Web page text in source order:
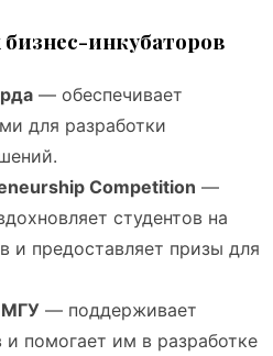
инкубаторов
— обеспечивает
для разработки
Competition —
студентов на
и предоставляет призы для
МГУ — поддерживает
и помогает им в разработке